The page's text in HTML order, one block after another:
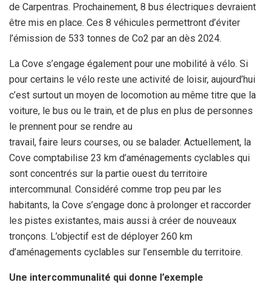
de Carpentras. Prochainement, 8 bus électriques devraient
être mis en place. Ces 8 véhicules permettront d’éviter
l’émission de 533 tonnes de Co2 par an dès 2024.
La Cove s’engage également pour une mobilité à vélo. Si
pour certains le vélo reste une activité de loisir, aujourd’hui
c’est surtout un moyen de locomotion au même titre que la
voiture, le bus ou le train, et de plus en plus de personnes
le prennent pour se rendre au
travail, faire leurs courses, ou se balader. Actuellement, la
Cove comptabilise 23 km d’aménagements cyclables qui
sont concentrés sur la partie ouest du territoire
intercommunal. Considéré comme trop peu par les
habitants, la Cove s’engage donc à prolonger et raccorder
les pistes existantes, mais aussi à créer de nouveaux
tronçons. L’objectif est de déployer 260 km
d’aménagements cyclables sur l’ensemble du territoire.
Une intercommunalité qui donne l’exemple